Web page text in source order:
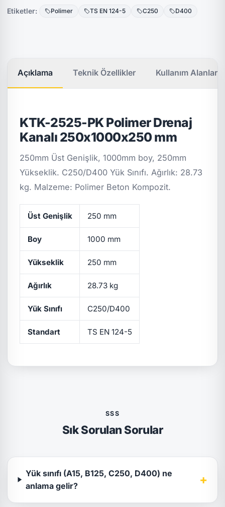
Etiketler: Polimer TS EN 124-5 C250 D400
Açıklama Teknik Özellikler Kullanım Alanları
KTK-2525-PK Polimer Drenaj
Kanalı 250x1000x250 mm
250mm Üst Genişlik, 1000mm boy, 250mm
Yükseklik. C250/D400 Yük Sınıfı. Ağırlık: 28.73
kg. Malzeme: Polimer Beton Kompozit.
Üst Genişlik 250 mm
Boy 1000 mm
Yükseklik 250 mm
Ağırlık 28.73 kg
Yük Sınıfı C250/D400
Standart TS EN 124-5
SSS
Sık Sorulan Sorular
Yük sınıfı (A15, B125, C250, D400) ne
anlama gelir?
+